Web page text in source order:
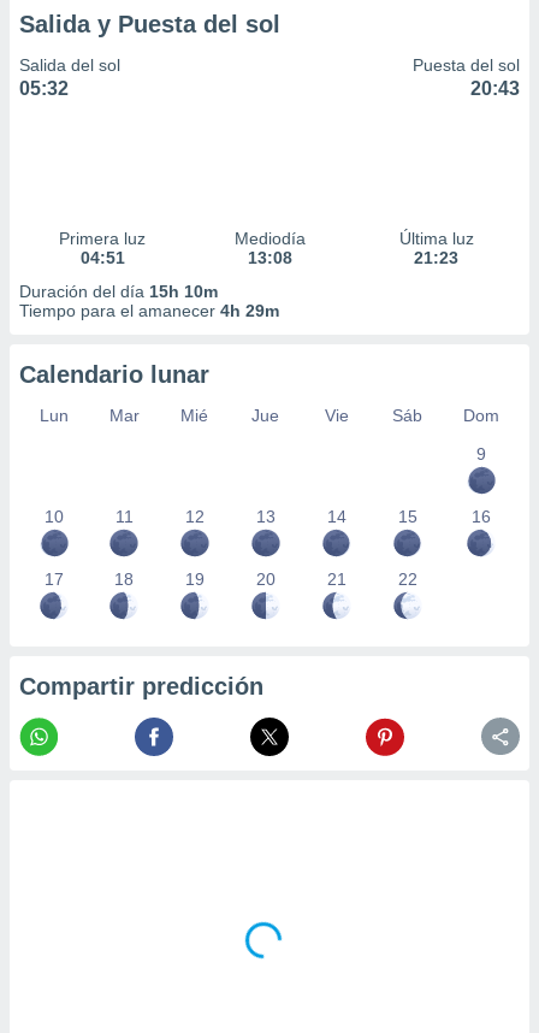
Salida y Puesta del sol
Salida del sol
05:32
Puesta del sol
20:43
Primera luz
04:51
Mediodía
13:08
Última luz
21:23
Duración del día 15h 10m
Tiempo para el amanecer 4h 29m
Calendario lunar
Lun Mar Mié Jue Vie Sáb
Dom
9
10 11 12 13 14 15 16
17 18 19 20 21 22
Compartir predicción